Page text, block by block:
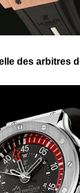
des arbitres